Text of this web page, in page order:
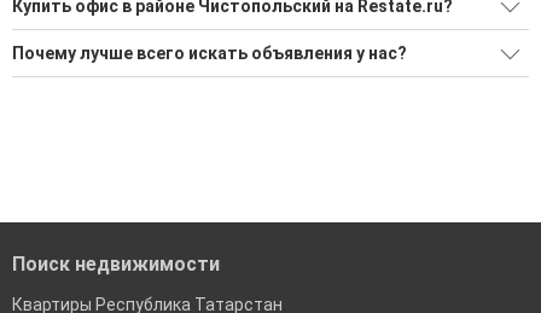
Купить офис в районе Чистопольский на Restate.ru?
Поможем Купить офис в районе Чистопольский?
Воспользуйтесь нашим поиском по новостройкам, для
Почему лучше всего искать объявления у нас?
Поиск недвижимости
Квартиры Республика Татарстан